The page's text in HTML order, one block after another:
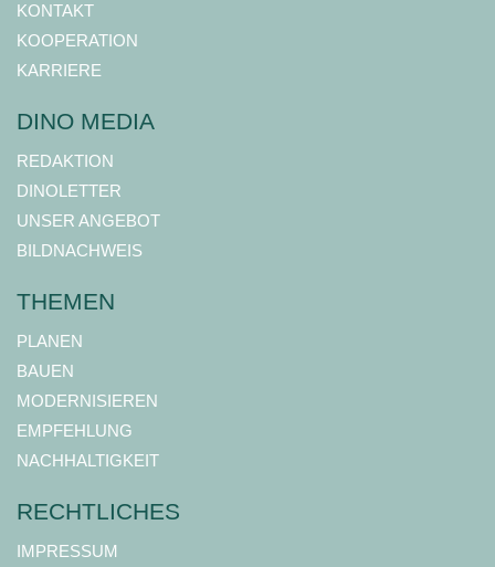
KONTAKT
KOOPERATION
KARRIERE
DINO MEDIA
REDAKTION
DINOLETTER
UNSER ANGEBOT
BILDNACHWEIS
THEMEN
PLANEN
BAUEN
MODERNISIEREN
EMPFEHLUNG
NACHHALTIGKEIT
RECHTLICHES
IMPRESSUM